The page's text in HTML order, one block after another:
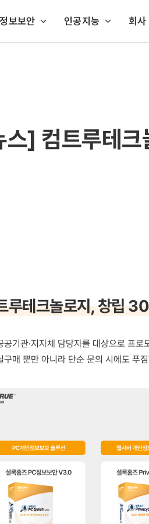
정보보안 인공지능
비대면 본
인공지능
회사
스] 컴트루테크
루테크놀로지, 창립
공기관·지자체 담당자를 대상으로 프로
구매 뿐만 아니라 단순 문의 시에도 푸